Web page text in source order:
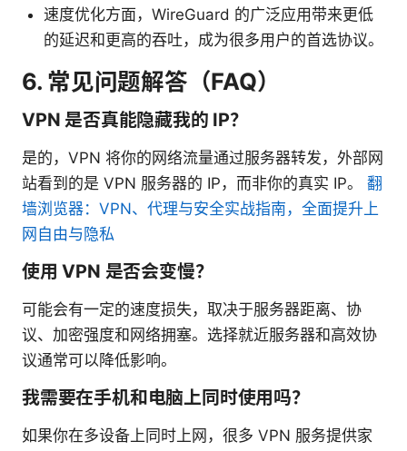
速度优化方面，WireGuard 的广泛应用带来更低
的延迟和更高的吞吐，成为很多用户的首选协议。
6. 常见问题解答（FAQ）
VPN 是否真能隐藏我的 IP？
是的，VPN 将你的网络流量通过服务器转发，外部网
站看到的是 VPN 服务器的 IP，而非你的真实 IP。 翻
墙浏览器：VPN、代理与安全实战指南，全面提升上
网自由与隐私
使用 VPN 是否会变慢？
可能会有一定的速度损失，取决于服务器距离、协
议、加密强度和网络拥塞。选择就近服务器和高效协
议通常可以降低影响。
我需要在手机和电脑上同时使用吗？
如果你在多设备上同时上网，很多 VPN 服务提供家